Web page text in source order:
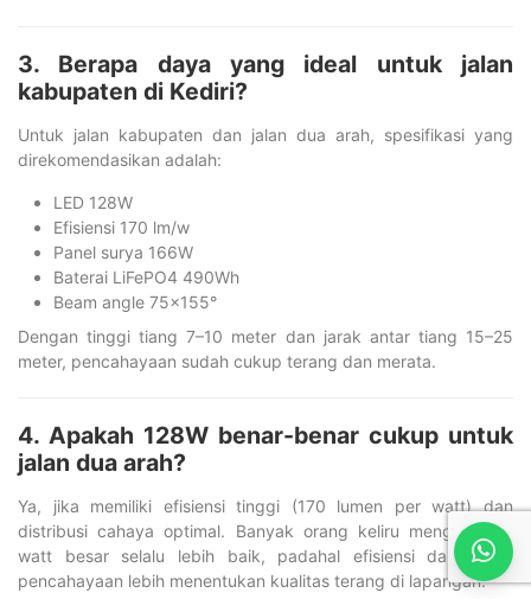
3. Berapa daya yang ideal untuk jalan
kabupaten di Kediri?
Untuk jalan kabupaten dan jalan dua arah, spesifikasi yang
direkomendasikan adalah:
LED 128W
Efisiensi 170 lm/w
Panel surya 166W
Baterai LiFePO4 490Wh
Beam angle 75×155°
Dengan tinggi tiang 7–10 meter dan jarak antar tiang 15–25
meter, pencahayaan sudah cukup terang dan merata.
4. Apakah 128W benar-benar cukup untuk
jalan dua arah?
Ya, jika memiliki efisiensi tinggi (170 lumen per watt) dan
distribusi cahaya optimal. Banyak orang keliru menganggap
watt besar selalu lebih baik, padahal efisiensi dan sudut
pencahayaan lebih menentukan kualitas terang di lapangan.